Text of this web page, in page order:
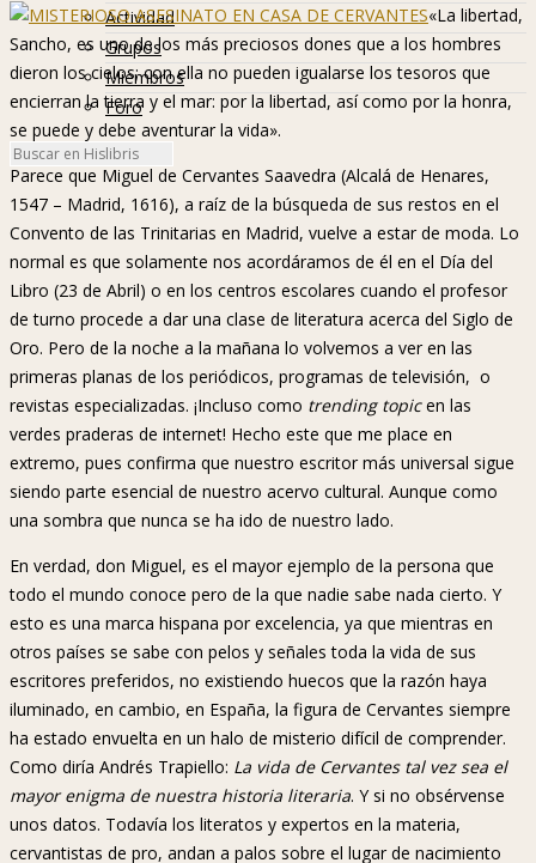
Actividad
Grupos
Miembros
Foro
«La libertad,
Sancho, es uno de los más preciosos dones que a los hombres
dieron los cielos; con ella no pueden igualarse los tesoros que
encierran la tierra y el mar: por la libertad, así como por la honra,
se puede y debe aventurar la vida».
Parece que Miguel de Cervantes Saavedra (Alcalá de Henares,
1547 – Madrid, 1616), a raíz de la búsqueda de sus restos en el
Convento de las Trinitarias en Madrid, vuelve a estar de moda. Lo
normal es que solamente nos acordáramos de él en el Día del
Libro (23 de Abril) o en los centros escolares cuando el profesor
de turno procede a dar una clase de literatura acerca del Siglo de
Oro. Pero de la noche a la mañana lo volvemos a ver en las
primeras planas de los periódicos, programas de televisión, o
revistas especializadas. ¡Incluso como trending topicen las
verdes praderas de internet! Hecho este que me place en
extremo, pues confirma que nuestro escritor más universal sigue
siendo parte esencial de nuestro acervo cultural. Aunque como
una sombra que nunca se ha ido de nuestro lado.
En verdad, don Miguel, es el mayor ejemplo de la persona que
todo el mundo conoce pero de la que nadie sabe nada cierto. Y
esto es una marca hispana por excelencia, ya que mientras en
otros países se sabe con pelos y señales toda la vida de sus
escritores preferidos, no existiendo huecos que la razón haya
iluminado, en cambio, en España, la figura de Cervantes siempre
ha estado envuelta en un halo de misterio difícil de comprender.
Como diría Andrés Trapiello: La vida de Cervantes tal vez sea el
mayor enigma de nuestra historia literaria. Y si no obsérvense
unos datos. Todavía los literatos y expertos en la materia,
cervantistas de pro, andan a palos sobre el lugar de nacimiento